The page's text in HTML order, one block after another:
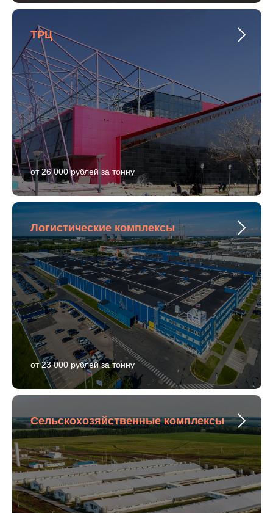
ТРЦ
от 26 000 рублей за тонну
Логистические комплексы
от 23 000 рублей за тонну
Сельскохозяйственные комплексы